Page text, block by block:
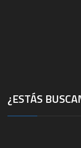
¿ESTÁS